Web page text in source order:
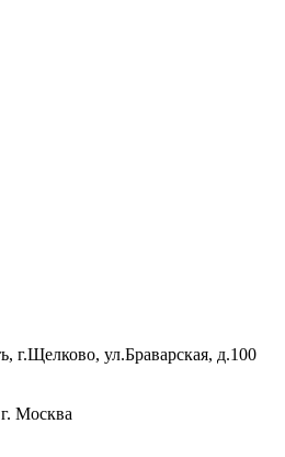
г.Щелково, ул.Браварская, д.100
Москва